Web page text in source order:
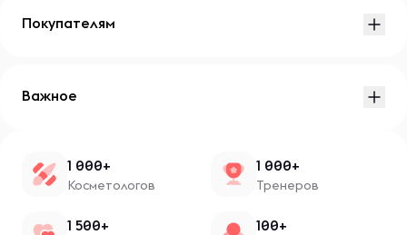
Покупателям
Важное
1 000+
Косметологов
1 000+
Тренеров
1 500+ 100+